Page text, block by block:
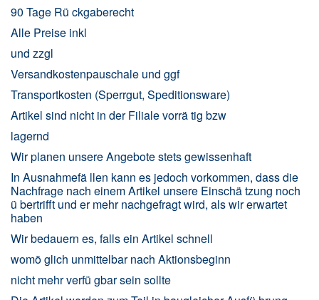
90 Tage Rü ckgaberecht
Alle Preise inkl
und zzgl
Versandkostenpauschale und ggf
Transportkosten (Sperrgut, Speditionsware)
Artikel sind nicht in der Filiale vorrä tig bzw
lagernd
Wir planen unsere Angebote stets gewissenhaft
In Ausnahmefä llen kann es jedoch vorkommen, dass die
Nachfrage nach einem Artikel unsere Einschä tzung noch
ü bertrifft und er mehr nachgefragt wird, als wir erwartet
haben
Wir bedauern es, falls ein Artikel schnell
womö glich unmittelbar nach Aktionsbeginn
nicht mehr verfü gbar sein sollte